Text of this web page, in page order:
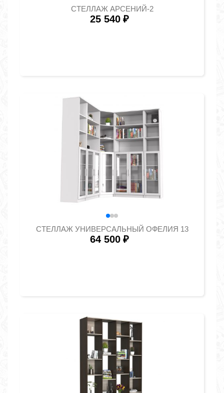
СТЕЛЛАЖ АРСЕНИЙ-2
25 540 ₽
СТЕЛЛАЖ УНИВЕРСАЛЬНЫЙ ОФЕЛИЯ 13
64 500 ₽